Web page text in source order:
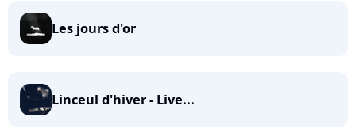
Les jours d'or
Linceul d'hiver - Live...